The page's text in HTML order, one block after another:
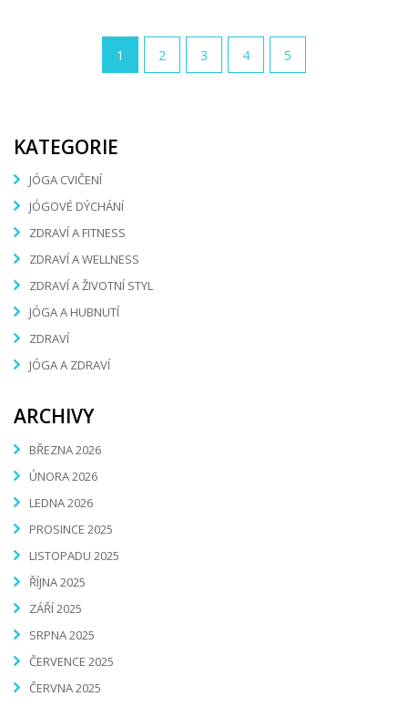
1 2 3 4 5
KATEGORIE
JÓGA CVIČENÍ
JÓGOVÉ DÝCHÁNÍ
ZDRAVÍ A FITNESS
ZDRAVÍ A WELLNESS
ZDRAVÍ A ŽIVOTNÍ STYL
JÓGA A HUBNUTÍ
ZDRAVÍ
JÓGA A ZDRAVÍ
ARCHIVY
BŘEZNA 2026
ÚNORA 2026
LEDNA 2026
PROSINCE 2025
LISTOPADU 2025
ŘÍJNA 2025
ZÁŘÍ 2025
SRPNA 2025
ČERVENCE 2025
ČERVNA 2025